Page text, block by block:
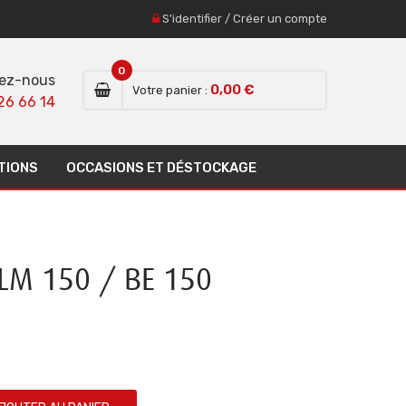
S'identifier / Créer un compte
nous
66 14
Votre panier :
0
0,00 €
OCCASIONS ET DÉSTOCKAGE
150 / BE 150